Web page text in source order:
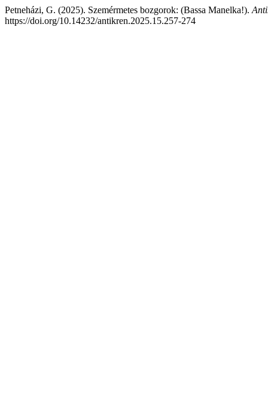
Petneházi, G. (2025). Szemérmetes bozgorok: (Bassa Manelka!).
https://doi.org/10.14232/antikren.2025.15.257-274